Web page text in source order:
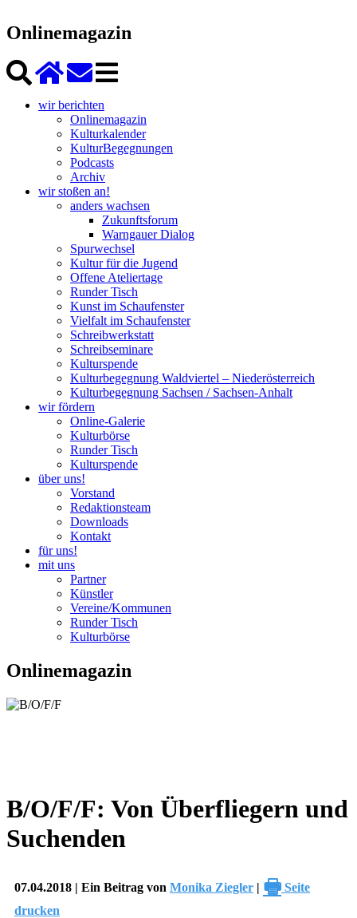
Onlinemagazin
wir berichten
Onlinemagazin
Kulturkalender
KulturBegegnungen
Podcasts
Archiv
wir stoßen an!
anders wachsen
Zukunftsforum
Warngauer Dialog
Spurwechsel
Kultur für die Jugend
Offene Ateliertage
Runder Tisch
Kunst im Schaufenster
Vielfalt im Schaufenster
Schreibwerkstatt
Schreibseminare
Kulturspende
Kulturbegegnung Waldviertel – Niederösterreich
Kulturbegegnung Sachsen / Sachsen-Anhalt
wir fördern
Online-Galerie
Kulturbörse
Runder Tisch
Kulturspende
über uns!
Vorstand
Redaktionsteam
Downloads
Kontakt
für uns!
mit uns
Partner
Künstler
Vereine/Kommunen
Runder Tisch
Kulturbörse
Onlinemagazin
B/O/F/F: Von Überfliegern und
Suchenden
07.04.2018 | Ein Beitrag von Monika Ziegler | 🖶 Seite
drucken